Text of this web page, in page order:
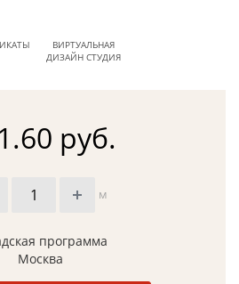
ВИРТУАЛЬНАЯ
ДИЗАЙН СТУДИЯ
руб.
м
программа
Москва